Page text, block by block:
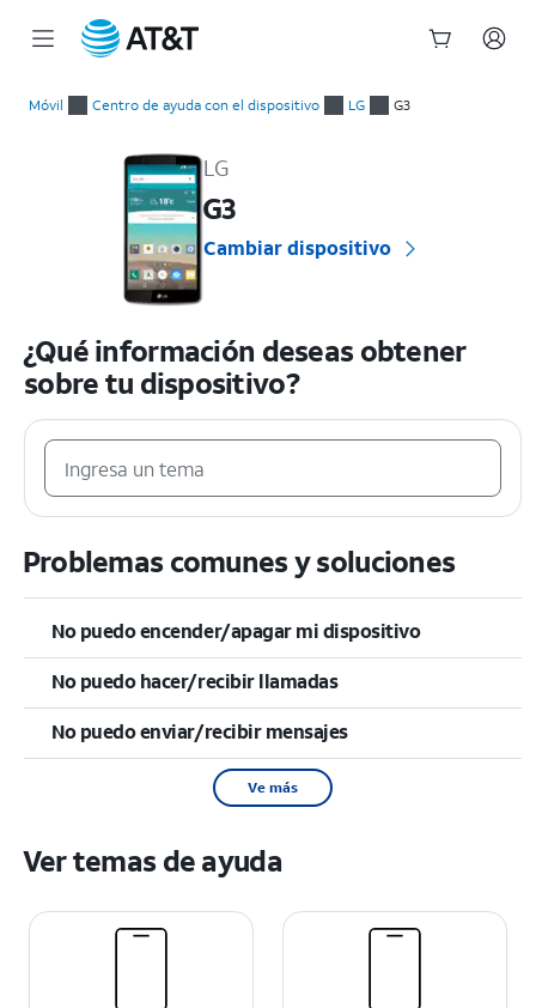
Móvil Centro de ayuda con el dispositivo LG G3
LG
G3
Cambiar dispositivo
¿Qué información deseas obtener
sobre tu dispositivo?
Problemas comunes y soluciones
No puedo encender/apagar mi dispositivo
No puedo hacer/recibir llamadas
No puedo enviar/recibir mensajes
Ve más
Ver temas de ayuda